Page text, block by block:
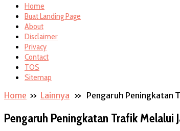
Home
Buat Landing Page
About
Disclaimer
Privacy
Contact
TOS
Sitemap
Home » Lainnya » Pengaruh Peningkatan
Pengaruh Peningkatan Trafik Melalui